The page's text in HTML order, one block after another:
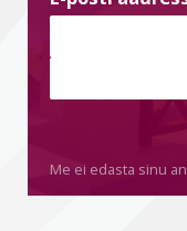
Me ei edasta sinu